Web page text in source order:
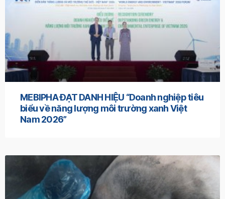
MEBIPHA ĐẠT DANH HIỆU “Doanh nghiệp tiêu
biểu về năng lượng môi trường xanh Việt
Nam 2026”